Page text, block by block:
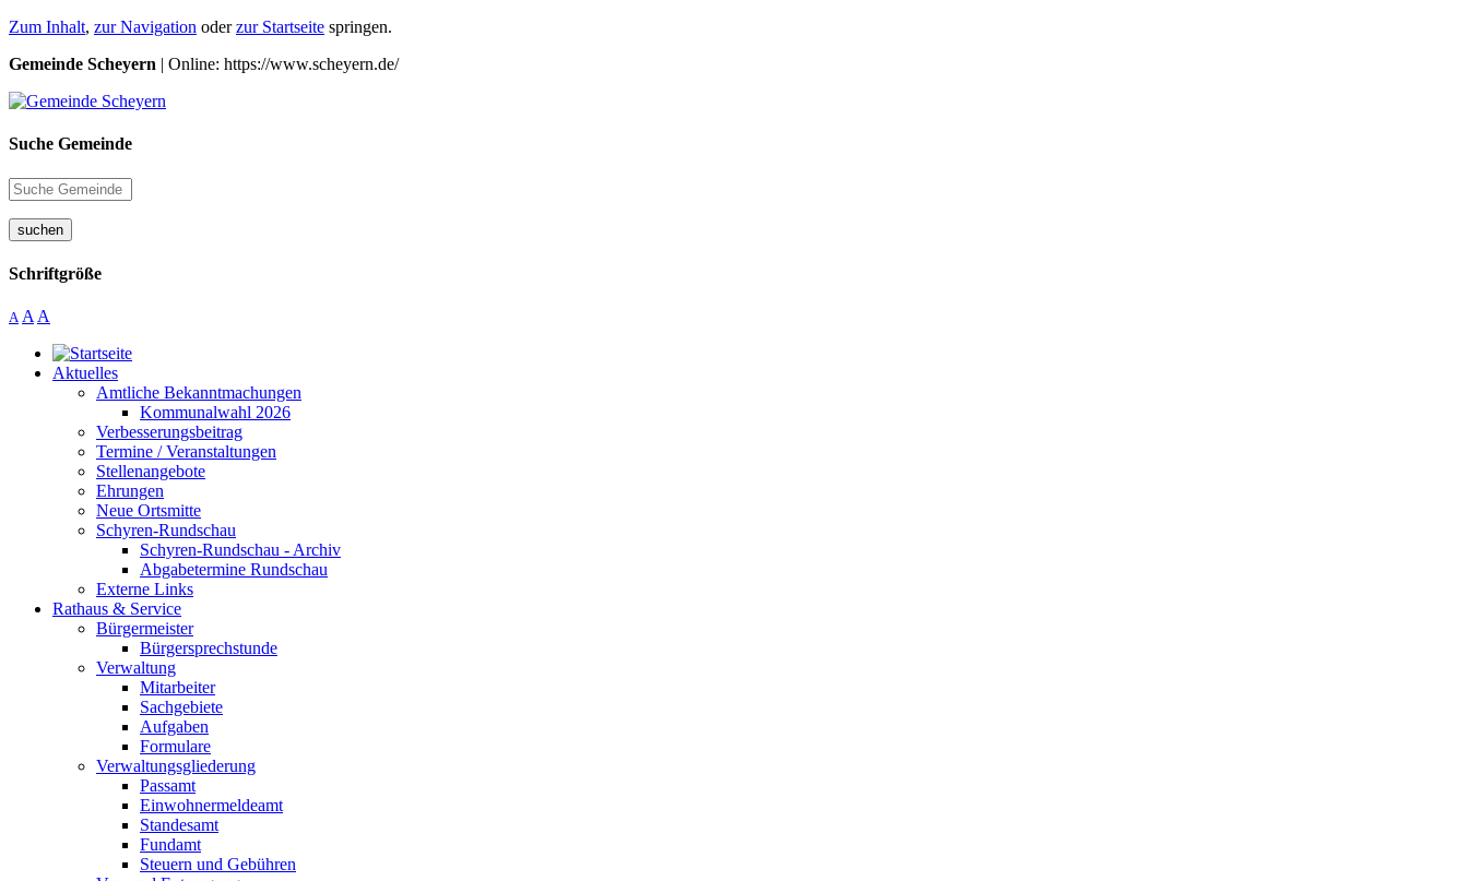
Zum Inhalt, zur Navigation oderzur Startseite springen.
Gemeinde Scheyern | Online: https://www.scheyern.de/
Suche Gemeinde
suchen
Schriftgröße
A A A
Aktuelles
Amtliche Bekanntmachungen
Kommunalwahl 2026
Verbesserungsbeitrag
Termine / Veranstaltungen
Stellenangebote
Ehrungen
Neue Ortsmitte
Schyren-Rundschau
Schyren-Rundschau - Archiv
Abgabetermine Rundschau
Externe Links
Rathaus & Service
Bürgermeister
Bürgersprechstunde
Verwaltung
Mitarbeiter
Sachgebiete
Aufgaben
Formulare
Verwaltungsgliederung
Passamt
Einwohnermeldeamt
Standesamt
Fundamt
Steuern und Gebühren